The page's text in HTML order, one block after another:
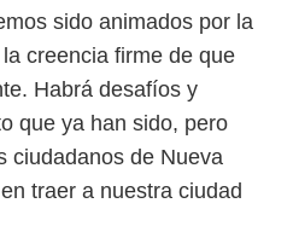
sido animados por la
creencia firme de que
Habrá desafíos y
que ya han sido, pero
ciudadanos de Nueva
traer a nuestra ciudad